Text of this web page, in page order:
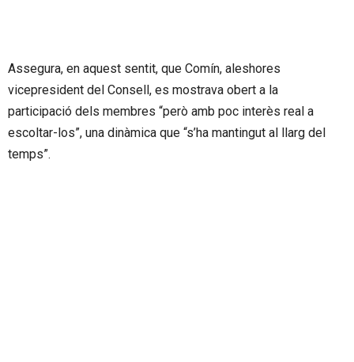
Assegura, en aquest sentit, que Comín, aleshores
vicepresident del Consell, es mostrava obert a la
participació dels membres “però amb poc interès real a
escoltar-los”, una dinàmica que “s’ha mantingut al llarg del
temps”.